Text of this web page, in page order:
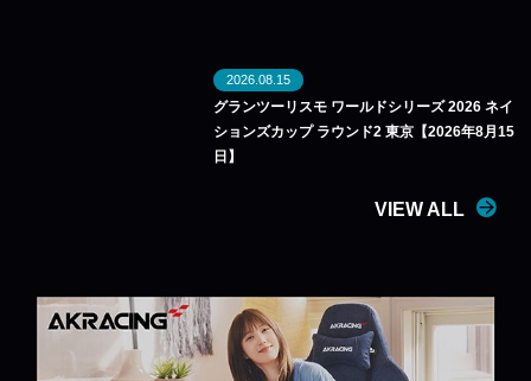
2026.08.15
グランツーリスモ ワールドシリーズ 2026 ネイ
ションズカップ ラウンド2 東京【2026年8月15
日】
VIEW ALL